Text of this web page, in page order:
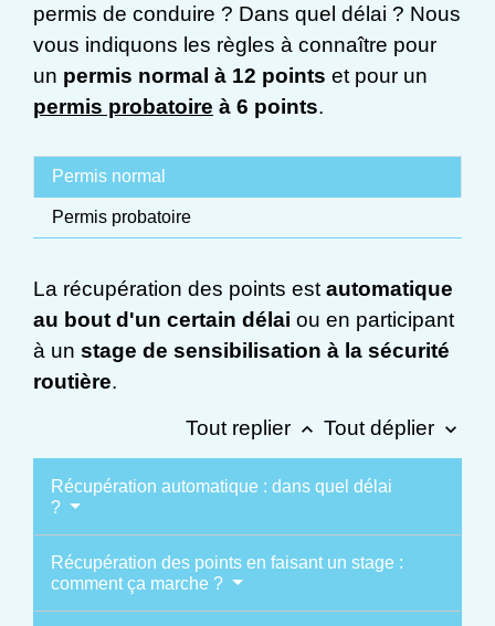
permis de conduire ? Dans quel délai ? Nous
vous indiquons les règles à connaître pour
un permis normal à 12 points et pour un
permis probatoire à 6 points.
Permis normal
Permis probatoire
La récupération des points estautomatique
au bout d'un certain délai ou en participant
à un stage de sensibilisation à la sécurité
routière.
Tout replier keyboard_arrow_up Tout déplier keyboard_arrow_down
Récupération automatique : dans quel délai
?
Récupération des points en faisant un stage :
comment ça marche ?